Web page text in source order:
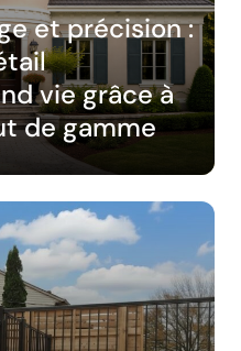
et précision :
vie grâce à
de gamme